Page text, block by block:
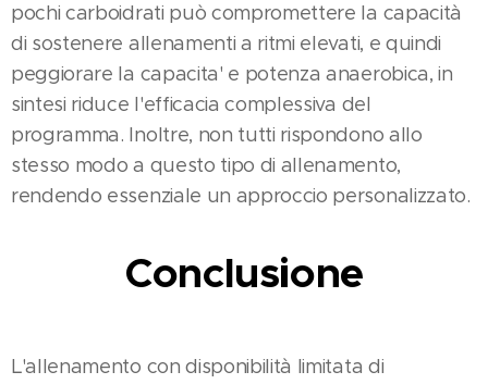
pochi carboidrati può compromettere la capacità
di sostenere allenamenti a ritmi elevati, e quindi
peggiorare la capacita' e potenza anaerobica, in
sintesi riduce l'efficacia complessiva del
programma. Inoltre, non tutti rispondono allo
stesso modo a questo tipo di allenamento,
rendendo essenziale un approccio personalizzato​​.
Conclusione
L'allenamento con disponibilità limitata di